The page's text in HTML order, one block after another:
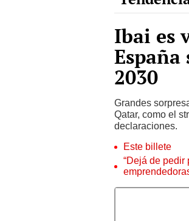
Ibai es
2030
Grandes
Qatar, como el
declaraciones.
Este billete
“Dejá de pedir
emprendedoras